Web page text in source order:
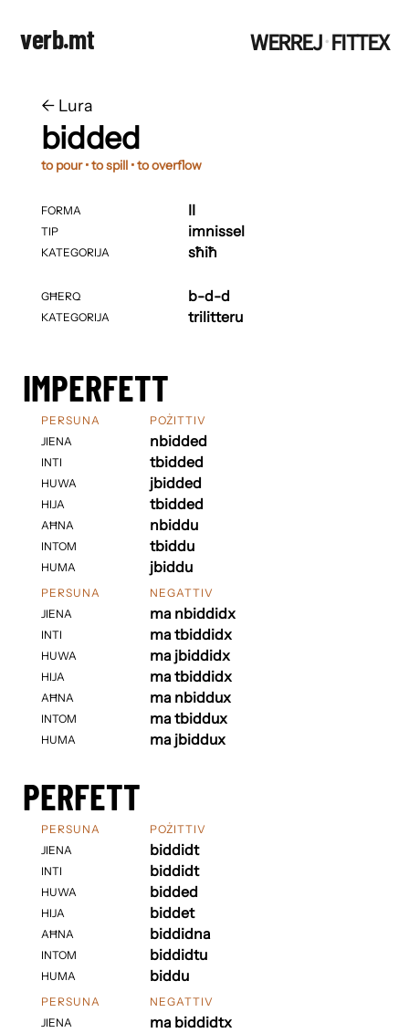
verb.mt WERREJ·FITTEX
← ​​Lura
bidded
to pour • to spill • to overflow
FORMA
TIP
KATEGORIJA
GĦERQ
KATEGORIJA
II
imnissel
sħiħ
b-d-d
trilitteru
IMPERFETT
PERSUNA
JIENA
INTI
HUWA
HIJA
AĦNA
INTOM
HUMA
POŻITTIV
nbidded
tbidded
jbidded
tbidded
nbiddu
tbiddu
jbiddu
PERSUNA
JIENA
INTI
HUWA
HIJA
AĦNA
INTOM
HUMA
NEGATTIV
ma nbiddidx
ma tbiddidx
ma jbiddidx
ma tbiddidx
ma nbiddux
ma tbiddux
ma jbiddux
PERFETT
PERSUNA
JIENA
INTI
HUWA
HIJA
AĦNA
INTOM
HUMA
POŻITTIV
biddidt
biddidt
bidded
biddet
biddidna
biddidtu
biddu
PERSUNA
JIENA
NEGATTIV
ma biddidtx